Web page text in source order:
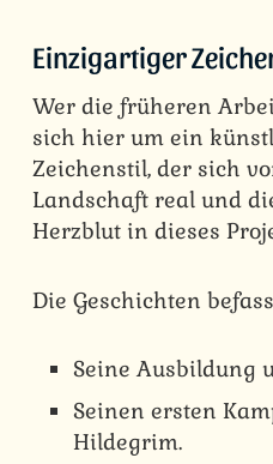
Einzigartiger
Wer die früheren
sich hier um ein
Zeichenstil, der sich
Landschaft real und
Herzblut in dieses
Die Geschichten
Seine Ausbildung
Seinen ersten
Hildegrim.